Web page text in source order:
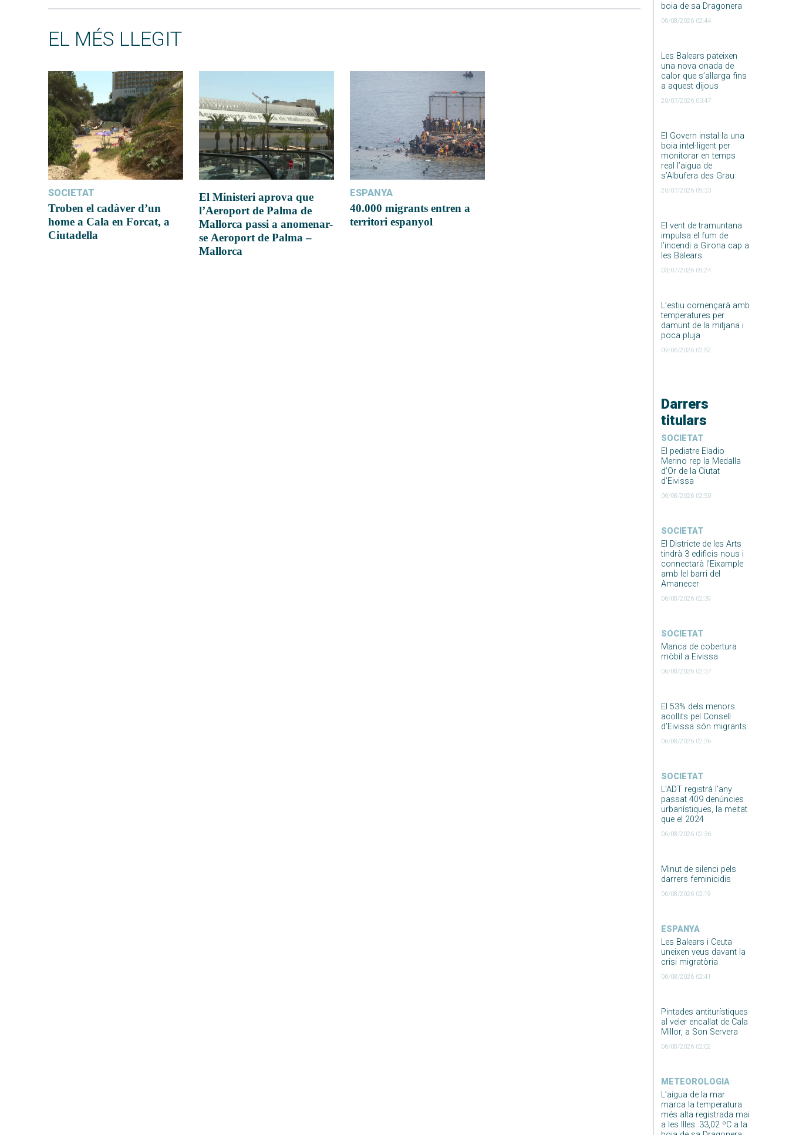
boia de sa Dragonera
06/08/2026 02:44
Les Balears pateixen
una nova onada de
calor que s’allarga fins
a aquest dijous
20/07/2026 03:47
El Govern instal·la una
boia intel·ligent per
monitorar en temps
real l’aigua de
s’Albufera des Grau
20/07/2026 09:33
El vent de tramuntana
impulsa el fum de
l’incendi a Girona cap a
les Balears
03/07/2026 09:24
L’estiu començarà amb
temperatures per
damunt de la mitjana i
poca pluja
09/06/2026 02:52
Darrers
titulars
SOCIETAT
El pediatre Eladio
Merino rep la Medalla
d’Or de la Ciutat
d’Eivissa
06/08/2026 02:50
SOCIETAT
El Districte de les Arts
tindrà 3 edificis nous i
connectarà l’Eixample
amb lel barri del
Amanecer
06/08/2026 02:39
SOCIETAT
Manca de cobertura
mòbil a Eivissa
06/08/2026 02:37
El 53% dels menors
acollits pel Consell
d’Eivissa són migrants
06/08/2026 02:36
SOCIETAT
L’ADT registrà l’any
passat 409 denúncies
urbanístiques, la meitat
que el 2024
06/08/2026 02:36
Minut de silenci pels
darrers feminicidis
06/08/2026 02:19
ESPANYA
Les Balears i Ceuta
uneixen veus davant la
crisi migratòria
06/08/2026 02:41
Pintades antiturístiques
al veler encallat de Cala
Millor, a Son Servera
06/08/2026 02:02
METEOROLOGIA
L’aigua de la mar
marca la temperatura
més alta registrada mai
a les Illes: 33,02 ºC a la
EL MÉS LLEGIT
SOCIETAT
Troben el cadàver d’un
home a Cala en Forcat, a
Ciutadella
El Ministeri aprova que
l’Aeroport de Palma de
Mallorca passi a anomenar-
se Aeroport de Palma –
Mallorca
ESPANYA
40.000 migrants entren a
territori espanyol